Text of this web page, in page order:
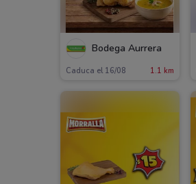
Bodega Aurrera
Caduca el 16/08 1.1 km